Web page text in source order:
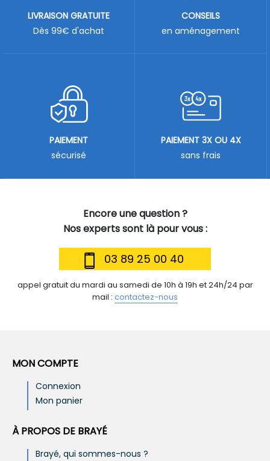
Encore une question ?
Nos experts sont là pour vous :
03 89 25 00 40
appel gratuit du mardi au samedi de 10h à 19h et 24h/24 par
mail : contactez-nous
LIVRAISON GRATUITE
Dès 99€ d'achat
CONSEILS
en aménagement
PAIEMENT
sécurisé
PAIEMENT 3X OU 4X
sans frais
MON COMPTE
Connexion
Mon panier
À PROPOS DE BRAYÉ
Brayé, qui sommes-nous ?